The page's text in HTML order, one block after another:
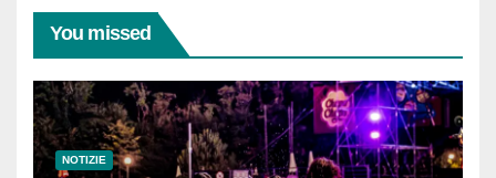
You missed
NOTIZIE